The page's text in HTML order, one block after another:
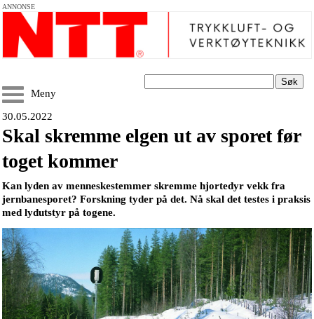
ANNONSE
Søk
Meny
30.05.2022
Skal skremme elgen ut av sporet før
toget kommer
Kan lyden av menneskestemmer skremme hjortedyr vekk fra
jernbanesporet? Forskning tyder på det. Nå skal det testes i praksis
med lydutstyr på togene.